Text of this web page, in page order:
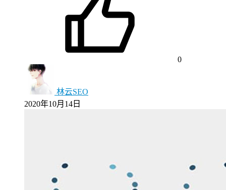
0
林云SEO
2020年10月14日